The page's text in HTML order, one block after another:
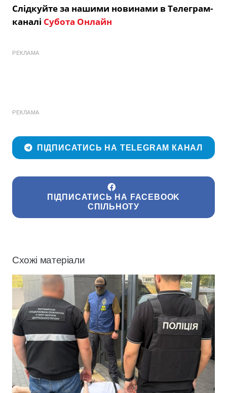
Слідкуйте за нашими новинами в Телеграм-
каналі Субота Онлайн
РЕКЛАМА
РЕКЛАМА
ПІДПИСАТИСЬ НА TELEGRAM КАНАЛ
ПІДПИСАТИСЬ НА FACEBOOK
СПІЛЬНОТУ
Схожі матеріали